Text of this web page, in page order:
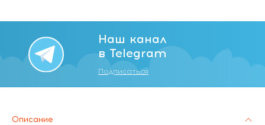
Наш канал
в Telegram
Подписаться
Описание